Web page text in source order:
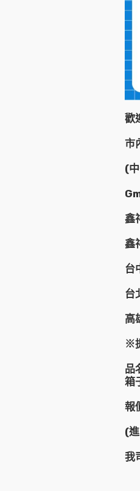
歡
市
(
鑫
鑫
台
台
高
※
品
箱
報
(
我